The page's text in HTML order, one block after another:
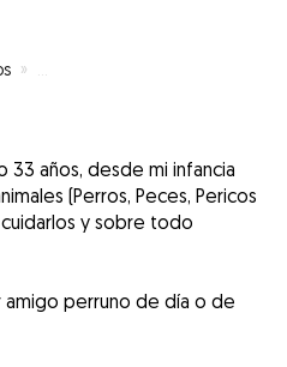
»
33 años, desde mi infancia
(Perros, Peces, Pericos
y sobre todo
perruno de día o de